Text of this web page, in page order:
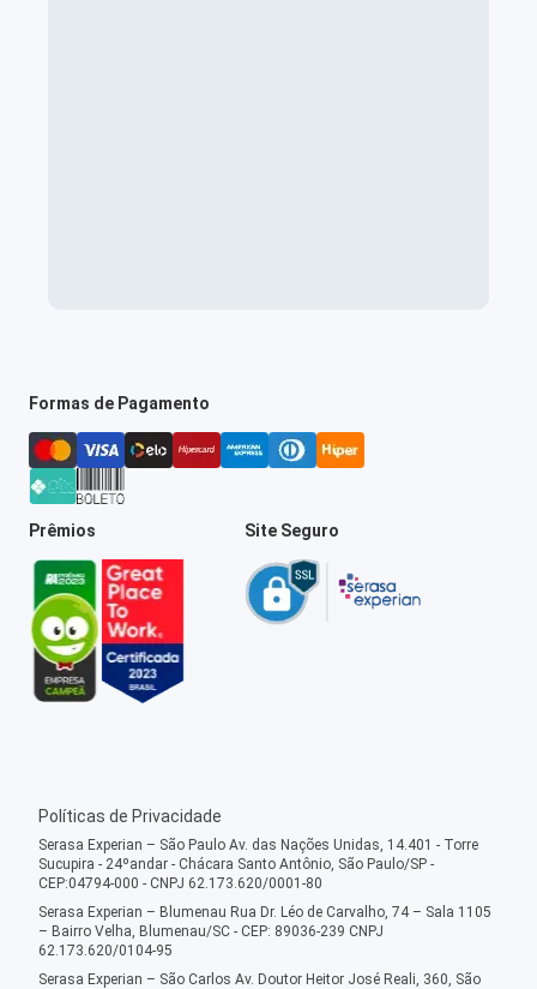
Formas de Pagamento
Prêmios Site Seguro
Políticas de Privacidade
Serasa Experian – São Paulo Av. das Nações Unidas, 14.401 - Torre
Sucupira - 24ºandar - Chácara Santo Antônio, São Paulo/SP -
CEP:04794-000 - CNPJ 62.173.620/0001-80
Serasa Experian – Blumenau Rua Dr. Léo de Carvalho, 74 – Sala 1105
– Bairro Velha, Blumenau/SC - CEP: 89036-239 CNPJ
62.173.620/0104-95
Serasa Experian – São Carlos Av. Doutor Heitor José Reali, 360, São